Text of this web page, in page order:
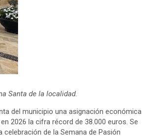
Santa de la localidad.
del municipio una asignación económica
2026 la cifra récord de 38.000 euros. Se
de la Semana de Pasión